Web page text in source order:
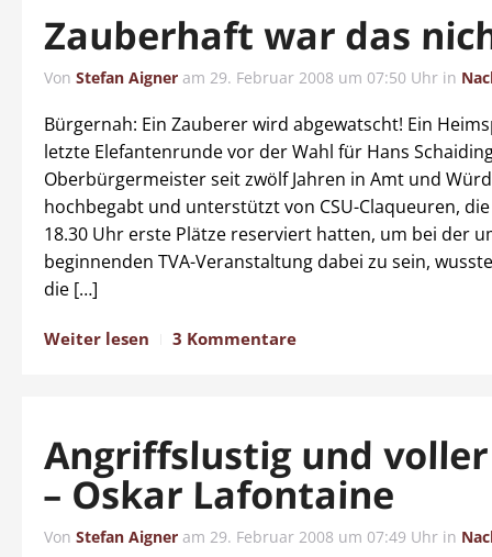
Zauberhaft war das
Von Stefan Aigner am 29. Februar 2008 um 07:50 Uhr in
Bürgernah: Ein Zauberer wird abgewatscht! Ein
letzte Elefantenrunde vor der Wahl für Hans
Oberbürgermeister seit zwölf Jahren in Amt und
hochbegabt und unterstützt von CSU-Claqueuren,
18.30 Uhr erste Plätze reserviert hatten, um bei der
beginnenden TVA-Veranstaltung dabei zu sein,
die […]
Weiter lesen 3 Kommentare
Angriffslustig und
– Oskar Lafontaine
Von Stefan Aigner am 29. Februar 2008 um 07:49 Uhr in